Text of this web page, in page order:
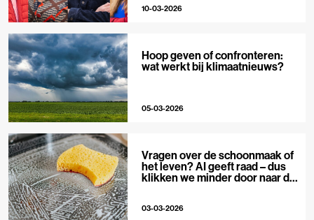
10-03-2026
Hoop geven of confronteren:
wat werkt bij klimaatnieuws?
05-03-2026
Vragen over de schoonmaak of
het leven? AI geeft raad – dus
klikken we minder door naar de
03-03-2026